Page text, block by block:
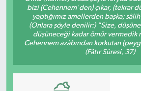
bizi (Cehennem'den) çıkar, (tekrar
yaptığımız amellerden başka;
(Onlara şöyle denilir:) "Size,
düşüneceği kadar ömür vermedik
Cehennem azâbından korkutan
(Fâtır Sûresi, 37)
Gayrimenkul
Spor
Eğitim